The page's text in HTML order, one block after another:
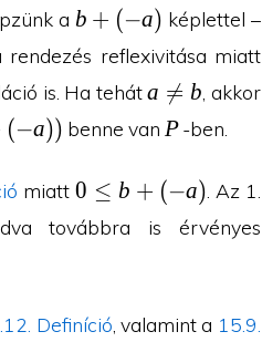
a b+
(-
a)
b + (−a) képlettel –
rendezés reflexivitása miatt
is. Ha teháta\neq
a 
= b , akkor
(−a)) benne van P
P-ben.
miatt0\leq
b+(-
a)
0 ≤ b + (−a) . Az 1.
továbbra is érvényes
Definíció , valamint a 15.9.